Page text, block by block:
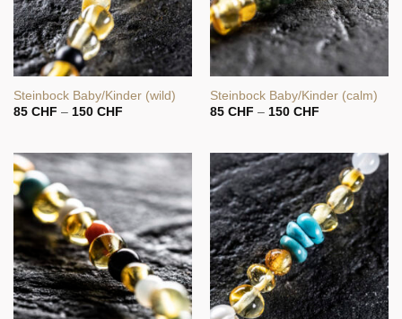
Steinbock Baby/Kinder (wild)
85 CHF – 150 CHFPreisspanne:
Steinbock Baby/Kinder (calm)
85 CHF – 150 CHFPreisspanne: